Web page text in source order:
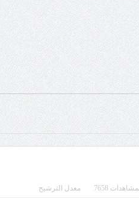
7658 معدل الترشيح